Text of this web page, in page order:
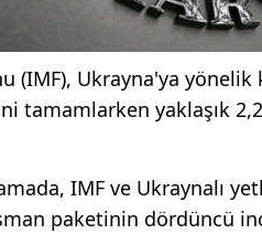
(IMF), Ukrayna'ya yönelik
tamamlarken yaklaşık
IMF ve Ukraynalı
paketinin dördüncü